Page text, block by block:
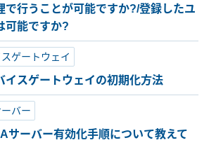
で行うことが可能ですか?/登録したユ
可能ですか?
ゲートウェイ
イスゲートウェイの初期化方法
バー
サーバー有効化手順について教えて